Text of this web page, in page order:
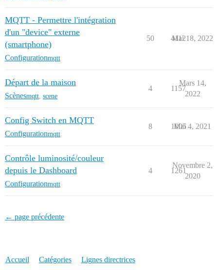
MQTT - Permettre l'intégration
d'un "device" externe
(smartphone)
Configurationmqtt
50 4112
Mai 18, 2022
Départ de la maison
Scènesmqtt scene
4 1157
Mars 14,
2022
Config Switch en MQTT
Configurationmqtt
8 1005
Mai 4, 2021
Contrôle luminosité/couleur
depuis le Dashboard
Configurationmqtt
4 1261
Novembre 2,
2020
← page précédente
Accueil Catégories Lignes directrices